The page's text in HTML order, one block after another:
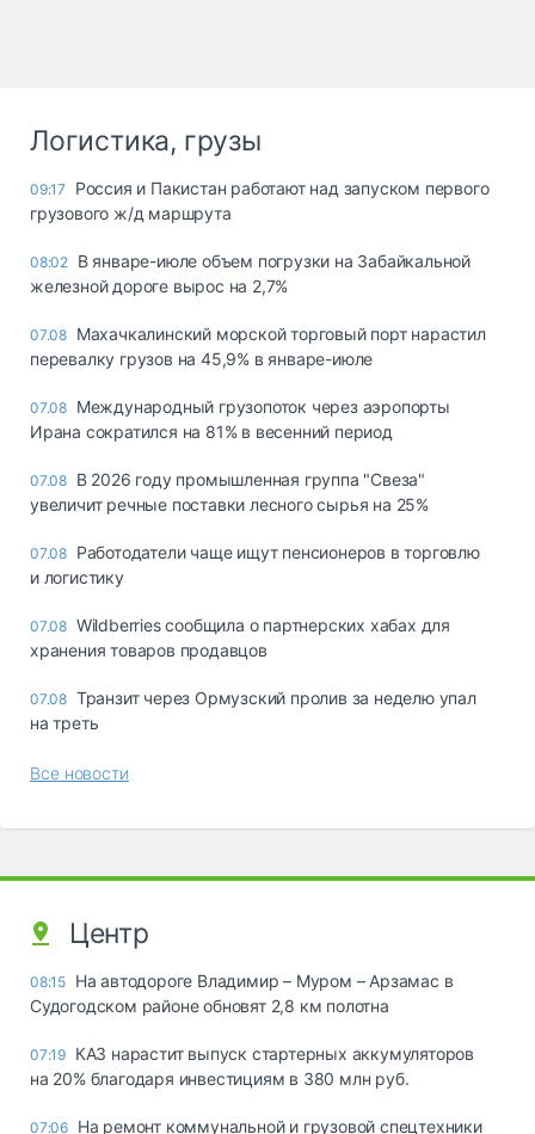
Логистика, грузы
09:17
Россия и Пакистан работают над запуском первого
грузового ж/д маршрута
08:02 В январе-июле объем погрузки на Забайкальной
железной дороге вырос на 2,7%
07.08 Махачкалинский морской торговый порт нарастил
перевалку грузов на 45,9% в январе-июле
07.08 Международный грузопоток через аэропорты
Ирана сократился на 81% в весенний период
07.08 В 2026 году промышленная группа "Свеза"
увеличит речные поставки лесного сырья на 25%
07.08 Работодатели чаще ищут пенсионеров в торговлю
и логистику
07.08 Wildberries сообщила о партнерских хабах для
хранения товаров продавцов
07.08 Транзит через Ормузский пролив за неделю упал
на треть
Все новости
Центр
08:15 На автодороге Владимир – Муром – Арзамас в
Судогодском районе обновят 2,8 км полотна
07:19 КАЗ нарастит выпуск стартерных аккумуляторов
на 20% благодаря инвестициям в 380 млн руб.
07:06 На ремонт коммунальной и грузовой спецтехники